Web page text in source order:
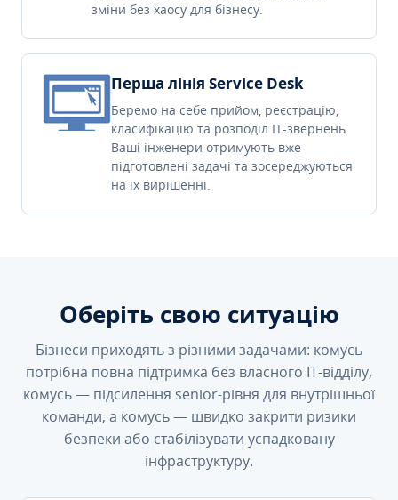
зміни без хаосу для бізнесу.
Перша лінія Service Desk
Беремо на себе прийом, реєстрацію,
класифікацію та розподіл IT-звернень.
Ваші інженери отримують вже
підготовлені задачі та зосереджуються
на їх вирішенні.
Оберіть свою ситуацію
Бізнеси приходять з різними задачами: комусь
потрібна повна підтримка без власного IT-відділу,
комусь — підсилення senior-рівня для внутрішньої
команди, а комусь — швидко закрити ризики
безпеки або стабілізувати успадковану
інфраструктуру.